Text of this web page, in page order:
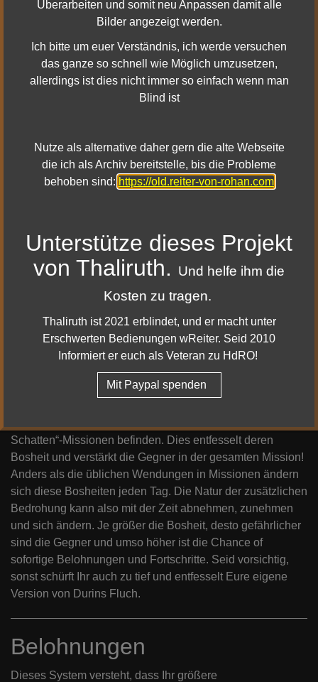
Schließt Ihr eine Erkundung ab, erhaltet Ihr Schätze, die
nächste Stufe des Erkunder-Edelsteins sowie
Erkundungserlasse, die Ihr gegen verschiedene
möglich, dass Ihr die von den Missionsgebern verkauften
Gegenstände zusammen mit weniger starken Versionen
dieser Gegenstände erhaltet! Die Chance, Belohnungen
zu erhalten, die Ihr normalerweise von Tauschhändlern
kauft, steigt mit der Schwierigkeit der Erkundung, die Ihr
abschließt.
Was tun Sie
Schatten“-Missionen befinden. Dies entfesselt deren
Bosheit und verstärkt die Gegner in der gesamten Mission!
Anders als die üblichen Wendungen in Missionen ändern
sich diese Bosheiten jeden Tag. Die Natur der zusätzlichen
Bedrohung kann also mit der Zeit abnehmen, zunehmen
und sich ändern. Je größer die Bosheit, desto gefährlicher
sind die Gegner und umso höher ist die Chance of
sofortige Belohnungen und Fortschritte. Seid vorsichtig,
sonst schürft Ihr auch zu tief und entfesselt Eure eigene
Version von Durins Fluch.
Belohnungen
Dieses System versteht, dass Ihr größere
Überarbeiten und somit neu Anpassen damit alle
Bilder angezeigt werden.
Ich bitte um euer Verständnis, ich werde versuchen
das ganze so schnell wie Möglich umzusetzen,
allerdings ist dies nicht immer so einfach wenn man
Blind ist
Nutze als alternative daher gern die alte Webseite
die ich als Archiv bereitstelle, bis die Probleme
behoben sind: https://old.reiter-von-rohan.com
Unterstütze dieses Projekt
von Thaliruth.
Und helfe ihm die
Kosten zu tragen.
Thaliruth ist 2021 erblindet, und er macht unter
Erschwerten Bedienungen wReiter. Seid 2010
Informiert er euch als Veteran zu HdRO!
Mit Paypal spenden